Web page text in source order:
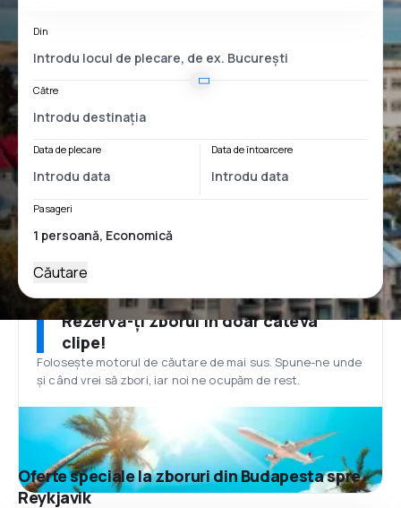
Din
Către
Data de plecare Data de întoarcere
Pasageri
Căutare
Rezervă-ți zborul în doar câteva
clipe!
Folosește motorul de căutare de mai sus. Spune-ne unde
și când vrei să zbori, iar noi ne ocupăm de rest.
Oferte speciale la zboruri din Budapesta spre
Reykjavik